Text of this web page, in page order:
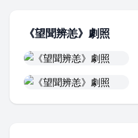
《望聞辨恙》劇照